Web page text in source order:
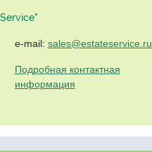
e-mail: sales@estateservice.ru
Подробная контактная
информация